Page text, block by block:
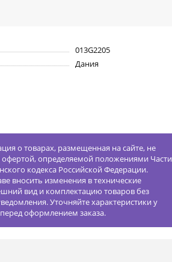
013G2205
Дания
о товарах, размещенная на сайте, не
офертой, определяемой положениями Части
кодекса Российской Федерации.
вносить изменения в технические
вид и комплектацию товаров без
Уточняйте характеристики у
оформлением заказа.